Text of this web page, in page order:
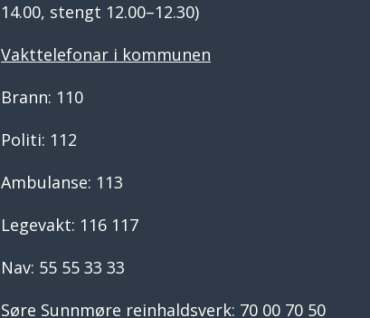
14.00, stengt 12.00–12.30)
Vakttelefonar i kommunen
Brann: 110
Politi: 112
Ambulanse: 113
Legevakt: 116 117
Nav: 55 55 33 33
Søre Sunnmøre reinhaldsverk: 70 00 70 50